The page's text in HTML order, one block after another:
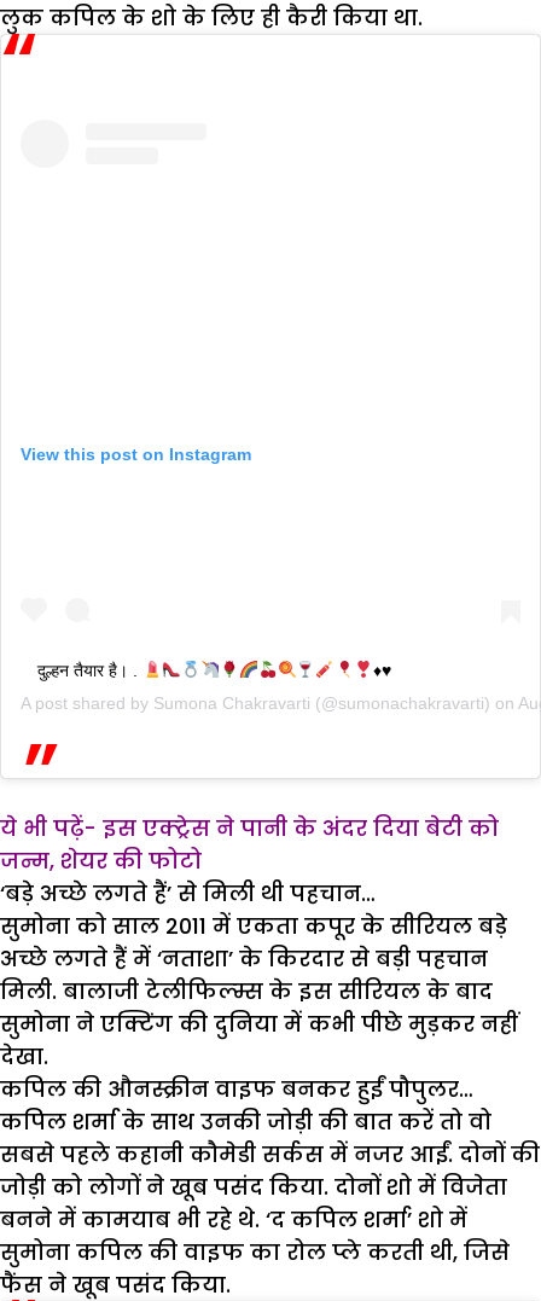
लुक कपिल के शो के लिए ही कैरी किया था.
View this post on Instagram
दुल्हन तैयार है। . ♦️♥️
A post shared by Sumona Chakravarti (@sumonachakravarti) on
ये भी पढ़ें- इस एक्ट्रेस ने पानी के अंदर दिया बेटी को
जन्म, शेयर की फोटो
‘बड़े अच्छे लगते हैं’ से मिली थी पहचान…
सुमोना को साल 2011 में एकता कपूर के सीरियल बड़े
अच्छे लगते हैं में ‘नताशा’ के किरदार से बड़ी पहचान
मिली. बालाजी टेलीफिल्म्स के इस सीरियल के बाद
सुमोना ने एक्टिंग की दुनिया में कभी पीछे मुड़कर नहीं
देखा.
कपिल की औनस्क्रीन वाइफ बनकर हुईं पौपुलर…
कपिल शर्मा के साथ उनकी जोड़ी की बात करें तो वो
सबसे पहले कहानी कौमेडी सर्कस में नजर आईं. दोनों की
जोड़ी को लोगों ने खूब पसंद किया. दोनों शो में विजेता
बनने में कामयाब भी रहे थे. ‘द कपिल शर्मा’ शो में
सुमोना कपिल की वाइफ का रोल प्ले करती थी, जिसे
फैंस ने खूब पसंद किया.